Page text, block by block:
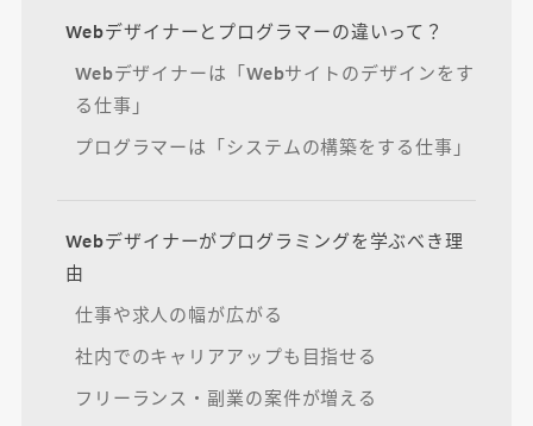
Webデザイナーとプログラマーの違いって？
Webデザイナーは「Webサイトのデザインをす
る仕事」
プログラマーは「システムの構築をする仕事」
Webデザイナーがプログラミングを学ぶべき理
由
仕事や求人の幅が広がる
社内でのキャリアアップも目指せる
フリーランス・副業の案件が増える